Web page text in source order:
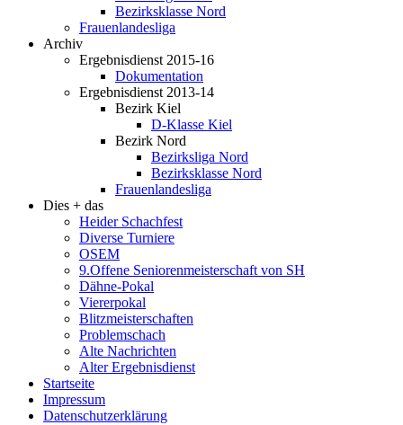
Bezirksklasse Nord
Frauenlandesliga
Archiv
Ergebnisdienst 2015-16
Dokumentation
Ergebnisdienst 2013-14
Bezirk Kiel
D-Klasse Kiel
Bezirk Nord
Bezirksliga Nord
Bezirksklasse Nord
Frauenlandesliga
Dies + das
Heider Schachfest
Diverse Turniere
OSEM
9.Offene Seniorenmeisterschaft von SH
Dähne-Pokal
Viererpokal
Blitzmeisterschaften
Problemschach
Alte Nachrichten
Alter Ergebnisdienst
Startseite
Impressum
Datenschutzerklärung